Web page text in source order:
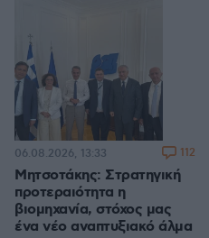
Μητσοτάκης: Στρατηγική
προτεραιότητα η
βιομηχανία, στόχος μας
ένα νέο αναπτυξιακό άλμα
06.08.2026, 13:33 112